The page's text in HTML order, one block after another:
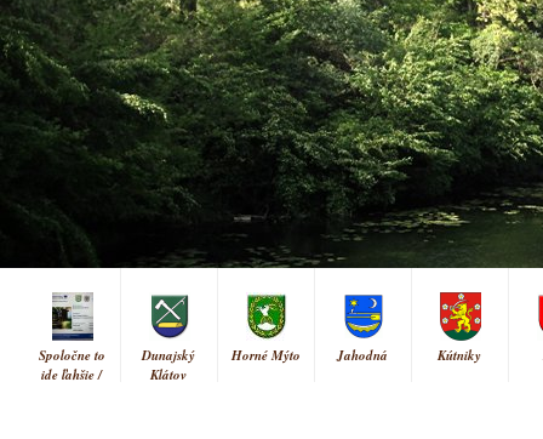
Spoločne to
ide ľahšie /
Dunajský
Klátov
Horné Mýto Jahodná Kútniky